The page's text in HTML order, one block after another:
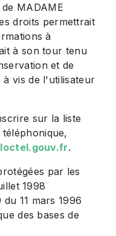
MADAME
droits permettrait
à
à son tour tenu
et de
à vis de l'utilisateur
sur la liste
.
par les
1998
11 mars 1996
des bases de